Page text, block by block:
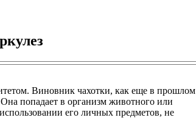
Виновник чахотки, как еще в прошлом
попадает в организм животного или
его личных предметов, не